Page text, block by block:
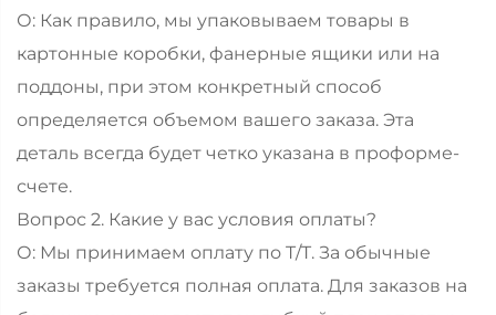
О: Как правило, мы упаковываем товары в
картонные коробки, фанерные ящики или на
поддоны, при этом конкретный способ
определяется объемом вашего заказа. Эта
деталь всегда будет четко указана в проформе-
счете.
Вопрос 2. Какие у вас условия оплаты?
О: Мы принимаем оплату по T/T. За обычные
заказы требуется полная оплата. Для заказов на